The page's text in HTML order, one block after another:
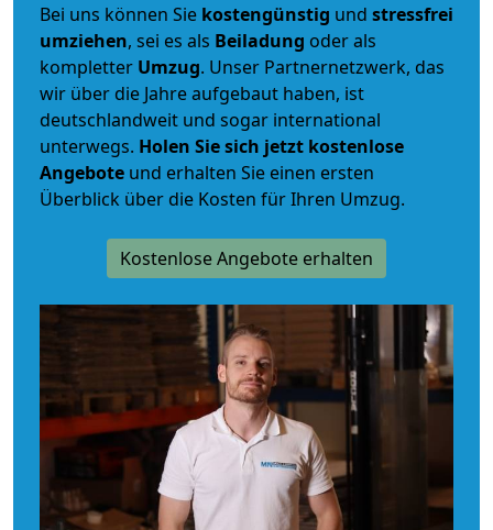
Bei uns können Sie kostengünstig und stressfrei
umziehen, sei es als Beiladung oder als
kompletter Umzug. Unser Partnernetzwerk, das
wir über die Jahre aufgebaut haben, ist
deutschlandweit und sogar international
unterwegs. Holen Sie sich jetzt kostenlose
Angebote und erhalten Sie einen ersten
Überblick über die Kosten für Ihren Umzug.
Kostenlose Angebote erhalten